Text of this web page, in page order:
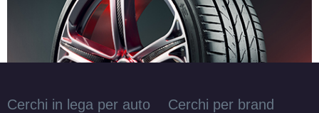
Esaurito
ARCASTING Racer Matt
Black 5 fori 16" 7X16
Foro centrale: 113.1mm
Cerchi in lega per auto Cerchi per brand